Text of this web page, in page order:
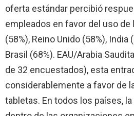
oferta estándar percibió
empleados en favor del uso de
(58%), Reino Unido (58%), India
Brasil (68%). EAU/Arabia
de 32 encuestados), esta
considerablemente a favor de
tabletas. En todos los países,